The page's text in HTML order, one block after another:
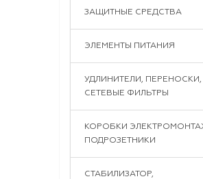
ЗАЩИТНЫЕ СРЕДСТВА
ЭЛЕМЕНТЫ ПИТАНИЯ
УДЛИНИТЕЛИ, ПЕРЕНОСКИ,
СЕТЕВЫЕ ФИЛЬТРЫ
КОРОБКИ
ПОДРОЗЕТНИКИ
СТАБИЛИЗАТОР,